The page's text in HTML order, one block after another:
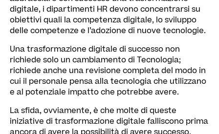
digitale, i dipartimenti HR devono concentrarsi su
obiettivi quali la competenza digitale, lo sviluppo
delle competenze e l’adozione di nuove tecnologie.
Una trasformazione digitale di successo non
richiede solo un cambiamento di Tecnologia;
richiede anche una revisione completa del modo in
cui il personale pensa alla tecnologia che utilizzano
e al potenziale impatto che potrebbe avere.
La sfida, ovviamente, è che molte di queste
iniziative di trasformazione digitale falliscono prima